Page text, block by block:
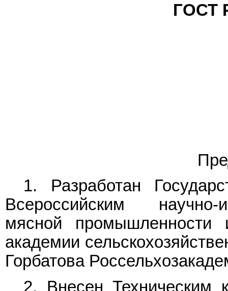
ГОСТ
1. Разработан
Всероссийским научно-
мясной промышленности
академии
Горбатова
2. Внесен Техническим